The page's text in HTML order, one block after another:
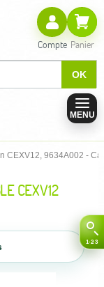
OK
Compte Panier
MENU
CEXV12, 9634A002 -
CEXV12